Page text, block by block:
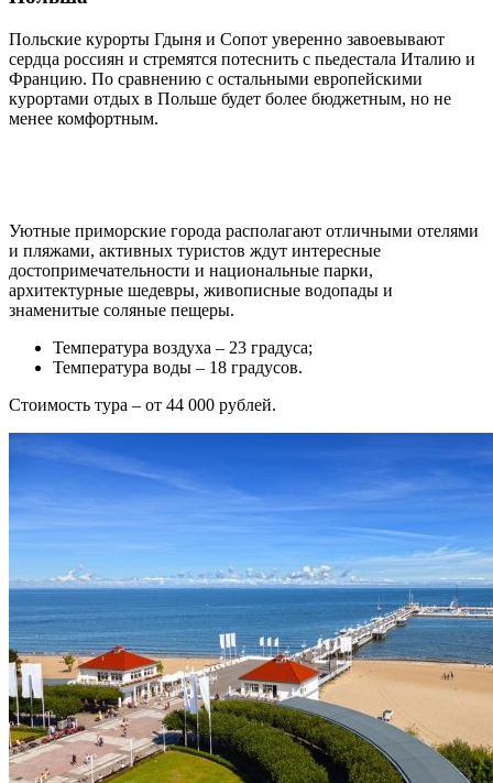
Польские курорты Гдыня и Сопот уверенно завоевывают
сердца россиян и стремятся потеснить с пьедестала Италию и
Францию. По сравнению с остальными европейскими
курортами отдых в Польше будет более бюджетным, но не
менее комфортным.
Уютные приморские города располагают отличными отелями
и пляжами, активных туристов ждут интересные
достопримечательности и национальные парки,
архитектурные шедевры, живописные водопады и
знаменитые соляные пещеры.
Температура воздуха – 23 градуса;
Температура воды – 18 градусов.
Стоимость тура – от 44 000 рублей.